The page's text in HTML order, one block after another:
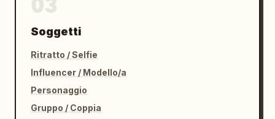
Soggetti
Ritratto / Selfie
Influencer / Modello/a
Personaggio
Gruppo / Coppia